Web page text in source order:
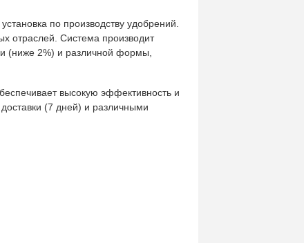
по производству удобрений.
отраслей. Система производит
(ниже 2%) и различной формы,
высокую эффективность и
(7 дней) и различными